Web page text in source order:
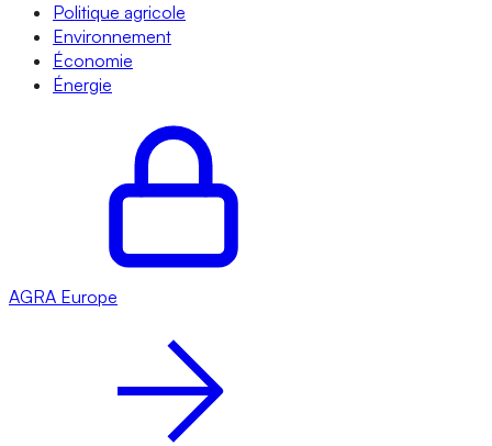
Politique agricole
Environnement
Économie
Énergie
AGRA Europe